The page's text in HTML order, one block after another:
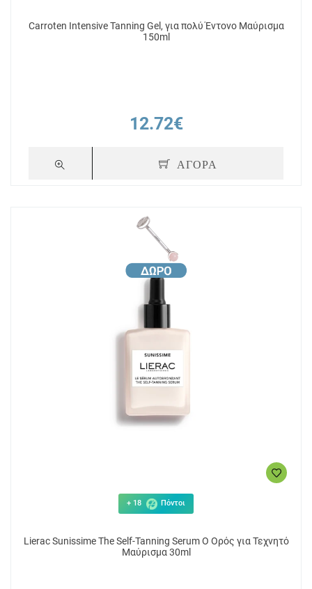
Carroten Intensive Tanning Gel, για πολύ Έντονο Μαύρισμα
150ml
12.72€
ΑΓΟΡΑ
+ 18 Πόντοι
Lierac Sunissime The Self-Tanning Serum Ο Ορός για Τεχνητό
Μαύρισμα 30ml